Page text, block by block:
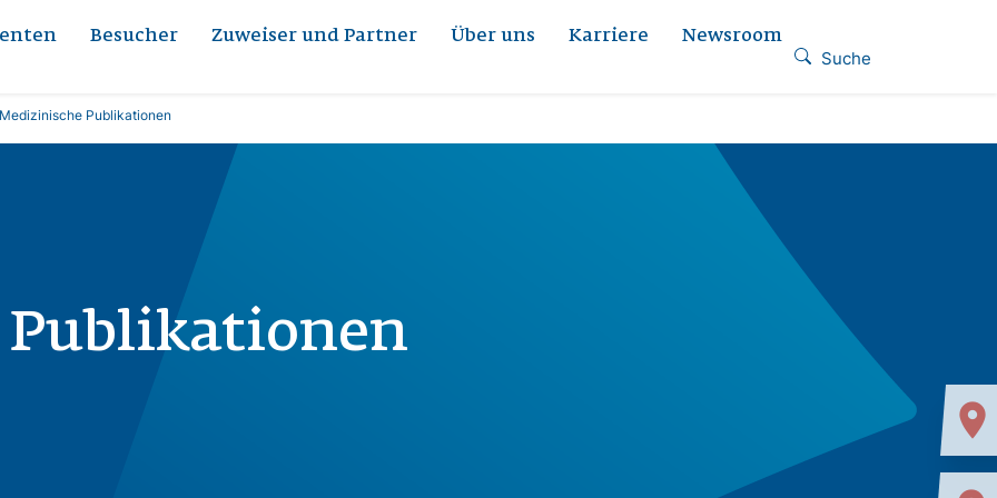
Besucher Zuweiser und Partner Über uns Karriere Newsroom
Suche
Medizinische Publikationen
location_on